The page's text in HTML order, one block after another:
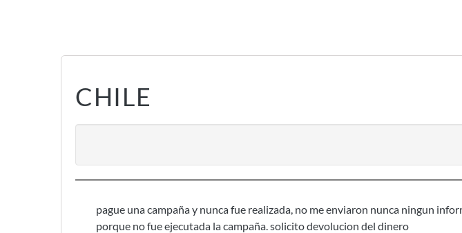
CHILE
pague una campaña y nunca fue realizada, no me enviaron nunca ningun
porque no fue ejecutada la campaña. solicito devolucion del dinero